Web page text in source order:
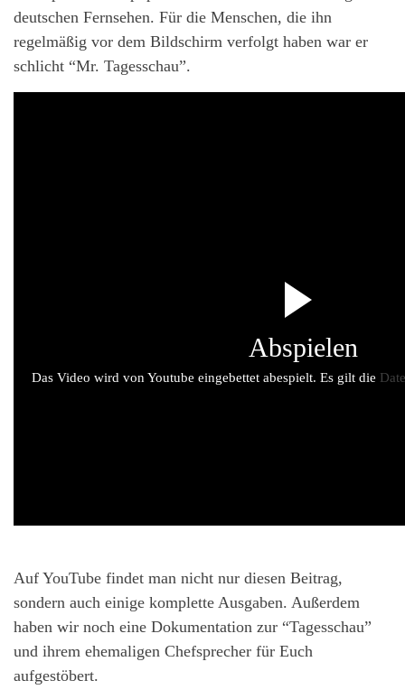
deutschen Fernsehen. Für die Menschen, die ihn
regelmäßig vor dem Bildschirm verfolgt haben war er
schlicht “Mr. Tagesschau”.
Abspielen
Das Video wird von Youtube eingebettet abespielt. Es gilt die
Auf YouTube findet man nicht nur diesen Beitrag,
sondern auch einige komplette Ausgaben. Außerdem
haben wir noch eine Dokumentation zur “Tagesschau”
und ihrem ehemaligen Chefsprecher für Euch
aufgestöbert.